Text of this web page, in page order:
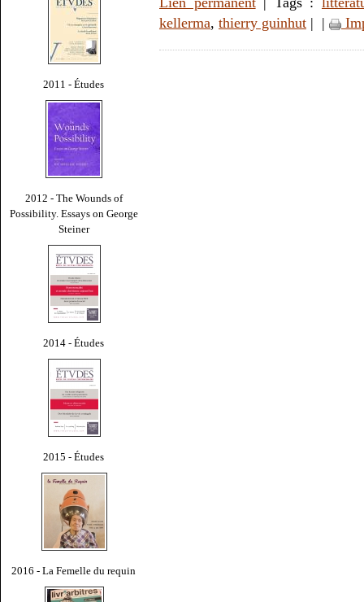
2011 - Études
2012 - The Wounds of
Possibility. Essays on George
Steiner
2014 - Études
2015 - Études
2016 - La Femelle du requin
kellerma, thierry guinhut | |